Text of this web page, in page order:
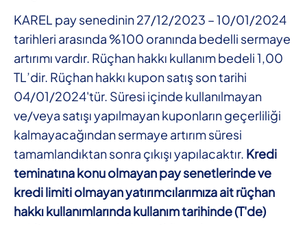
KAREL pay senedinin 27/12/2023 – 10/01/2024
tarihleri arasında %100 oranında bedelli sermaye
artırımı vardır. Rüçhan hakkı kullanım bedeli 1,00
TL’dir. Rüçhan hakkı kupon satış son tarihi
04/01/2024'tür. Süresi içinde kullanılmayan
ve/veya satışı yapılmayan kuponların geçerliliği
kalmayacağından sermaye artırım süresi
tamamlandıktan sonra çıkışı yapılacaktır. Kredi
teminatına konu olmayan pay senetlerinde ve
kredi limiti olmayan yatırımcılarımıza ait rüçhan
hakkı kullanımlarında kullanım tarihinde (T'de)